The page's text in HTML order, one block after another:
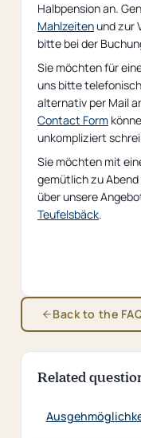
Halbpension an.
Mahlzeitenund zur
bitte bei der
Sie möchten für
uns bitte
alternativ per Mail
Contact Form
unkompliziert
Sie möchten mit
gemütlich zu
über unsere
Teufelsbäck.
Back to the
Related